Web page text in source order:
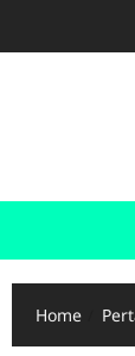
Home